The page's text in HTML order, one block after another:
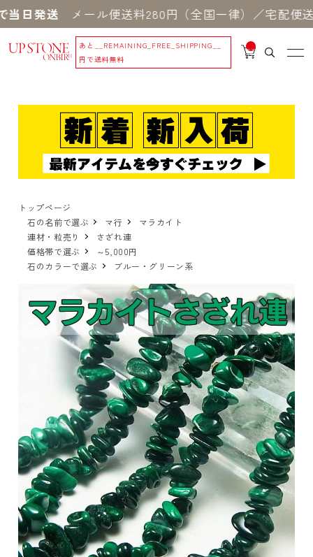
日発送メール便送料280円（全国一律）／宅配便
あと
__REMAINING_FREE_SHIPPING__
円で送料無料
__
IT
_
トップページ
石の名前で選ぶ
マ行
マラカイト
連材・粒売り
さざれ連
価格帯で選ぶ
～5,000円
石のカラーで選ぶ
ブルー・グリーン系